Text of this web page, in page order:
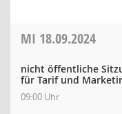
MI 18.09.2024
nicht öffentliche
für Tarif und
09:00 Uhr